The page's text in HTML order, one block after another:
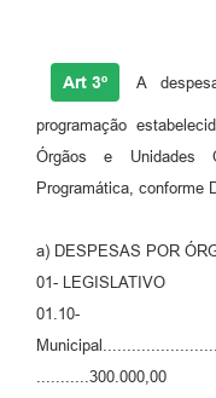
Art 3º A
programação
Órgãos e Unidades
Programática, conforme
a) DESPESAS POR
01- LEGISLATIVO
...........300.000,00